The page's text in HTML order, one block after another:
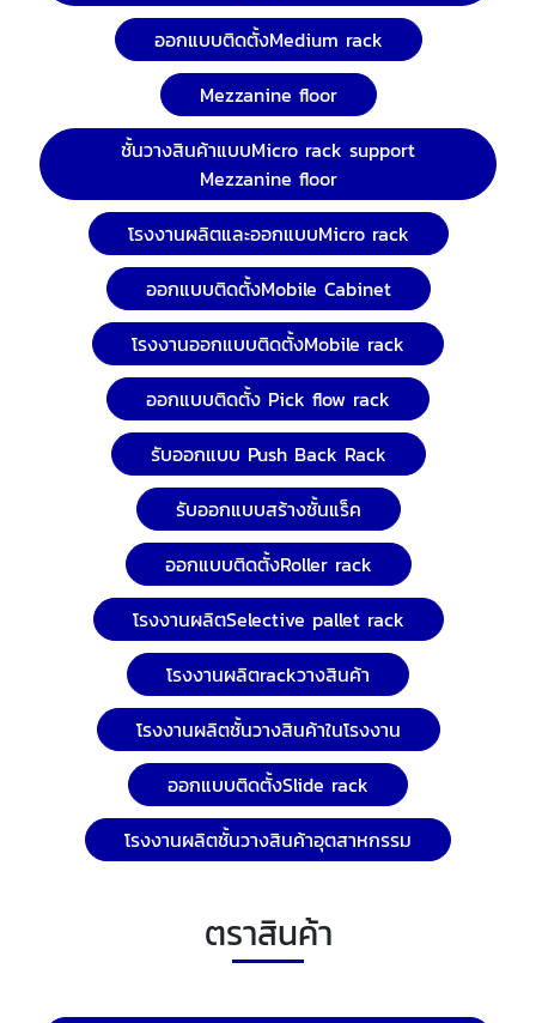
ออกแบบติดตั้งMedium rack
Mezzanine floor
ชั้นวางสินค้าแบบMicro rack support
Mezzanine floor
โรงงานผลิตและออกแบบMicro rack
ออกแบบติดตั้งMobile Cabinet
โรงงานออกแบบติดตั้งMobile rack
ออกแบบติดตั้ง Pick flow rack
รับออกแบบ Push Back Rack
รับออกแบบสร้างชั้นแร็ค
ออกแบบติดตั้งRoller rack
โรงงานผลิตSelective pallet rack
โรงงานผลิตrackวางสินค้า
โรงงานผลิตชั้นวางสินค้าในโรงงาน
ออกแบบติดตั้งSlide rack
โรงงานผลิตชั้นวางสินค้าอุตสาหกรรม
ตราสินค้า